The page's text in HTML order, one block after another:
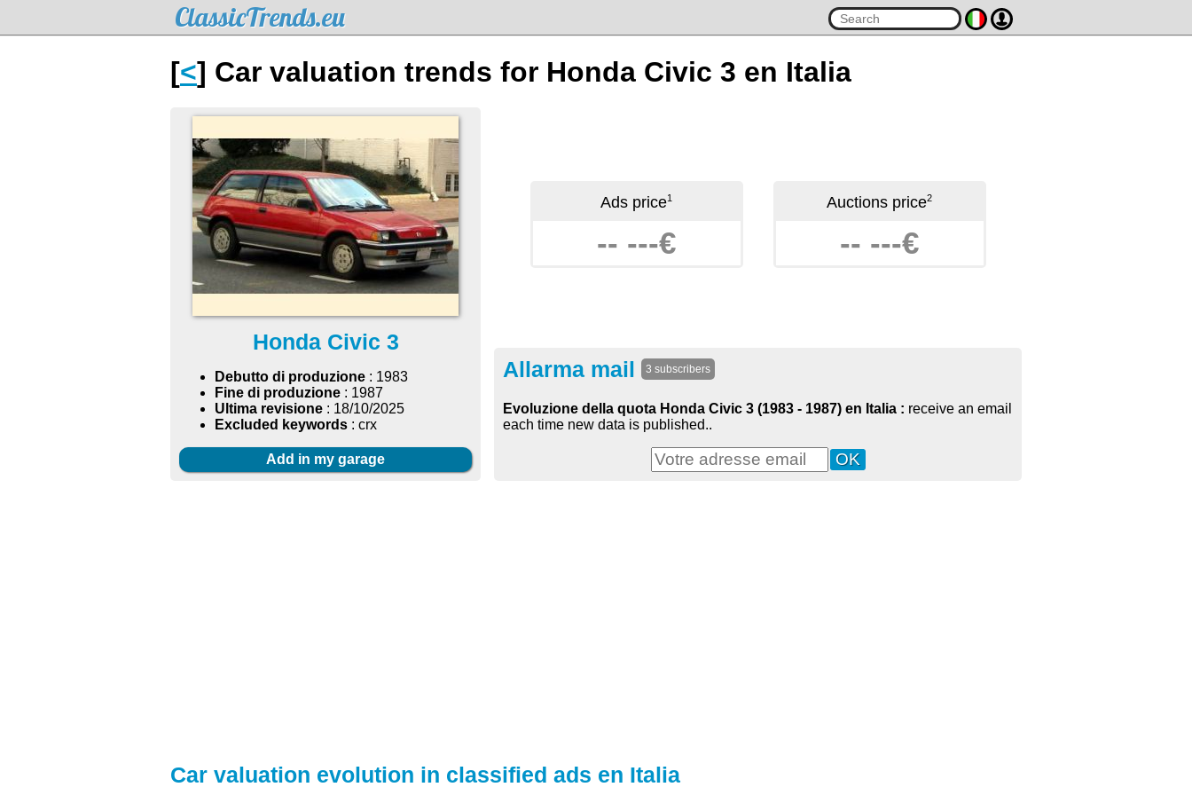
ClassicTrends.eu
[<] Car valuation trends for Honda Civic 3 en Italia
Honda Civic 3
Debutto di produzione : 1983
Fine di produzione : 1987
Ultima revisione : 18/10/2025
Excluded keywords : crx
Add in my garage
Ads price1
-- ---€
Auctions price2
-- ---€
Allarma mail 3 subscribers
Evoluzione della quota Honda Civic 3 (1983 - 1987) en Italia : receive an email
each time new data is published..
Car valuation evolution in classified ads en Italia